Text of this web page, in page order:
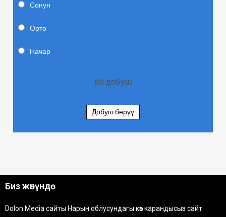
Сонун
Орто
Начар
62 добуш
Добуш берүү
Биз жөнүндө
Dolon Media сайты Нарын облусундагы көз карандысыз сайт.